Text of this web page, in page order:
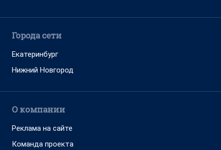
Города сети
Екатеринбург
Нижний Новгород
О компании
Реклама на сайте
Команда проекта